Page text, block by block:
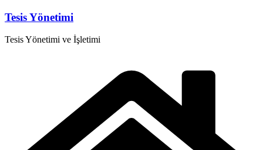
Skip
content
Tesis Yönetimi
Tesis Yönetimi ve İşletimi